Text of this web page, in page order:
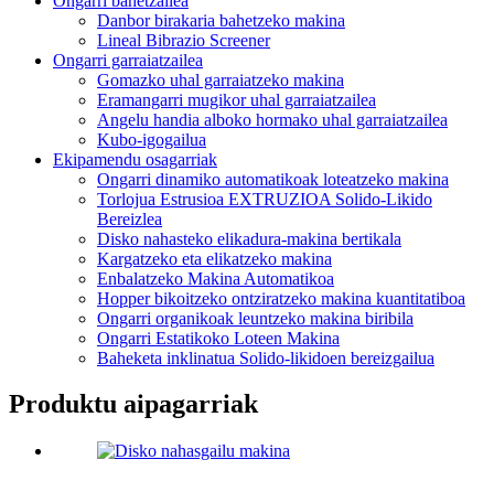
Danbor birakaria bahetzeko makina
Lineal Bibrazio Screener
Ongarri garraiatzailea
Gomazko uhal garraiatzeko makina
Eramangarri mugikor uhal garraiatzailea
Angelu handia alboko hormako uhal garraiatzailea
Kubo-igogailua
Ekipamendu osagarriak
Ongarri dinamiko automatikoak loteatzeko makina
Torlojua Estrusioa EXTRUZIOA Solido-Likido
Bereizlea
Disko nahasteko elikadura-makina bertikala
Kargatzeko eta elikatzeko makina
Enbalatzeko Makina Automatikoa
Hopper bikoitzeko ontziratzeko makina kuantitatiboa
Ongarri organikoak leuntzeko makina biribila
Ongarri Estatikoko Loteen Makina
Baheketa inklinatua Solido-likidoen bereizgailua
Produktu aipagarriak